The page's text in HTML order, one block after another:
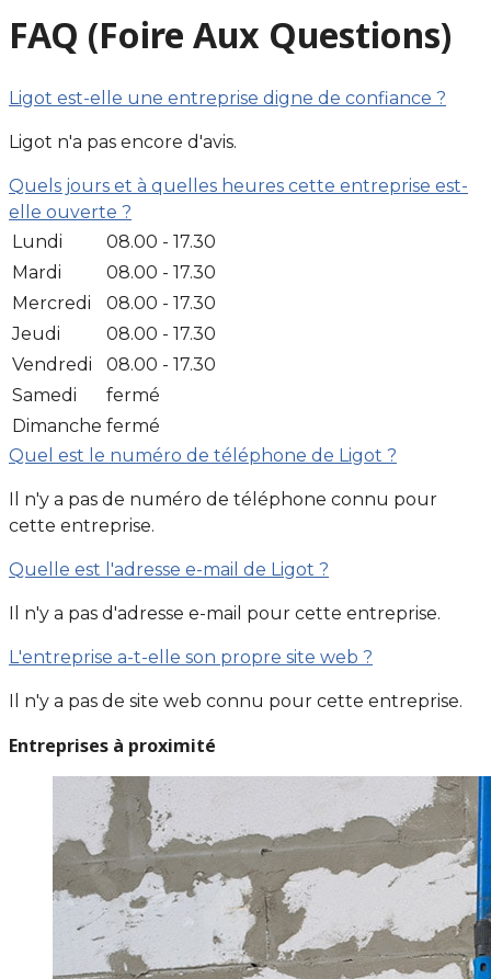
FAQ (Foire Aux Questions)
Ligot est-elle une entreprise digne de confiance ?
Ligot n'a pas encore d'avis.
Quels jours et à quelles heures cette entreprise est-
elle ouverte ?
Lundi
08.00 - 17.30
Mardi
08.00 - 17.30
Mercredi
08.00 - 17.30
Jeudi
08.00 - 17.30
Vendredi
08.00 - 17.30
Samedi
fermé
Dimanche fermé
Quel est le numéro de téléphone de Ligot ?
Il n'y a pas de numéro de téléphone connu pour
cette entreprise.
Quelle est l'adresse e-mail de Ligot ?
Il n'y a pas d'adresse e-mail pour cette entreprise.
L'entreprise a-t-elle son propre site web ?
Il n'y a pas de site web connu pour cette entreprise.
Entreprises à proximité